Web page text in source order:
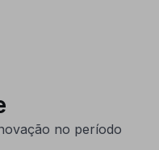
no período